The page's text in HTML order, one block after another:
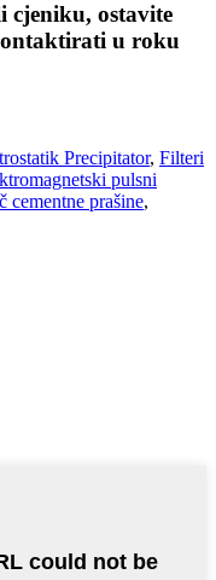
cjeniku, ostavite
u roku
Precipitator, Filteri
pulsni
cementne prašine,